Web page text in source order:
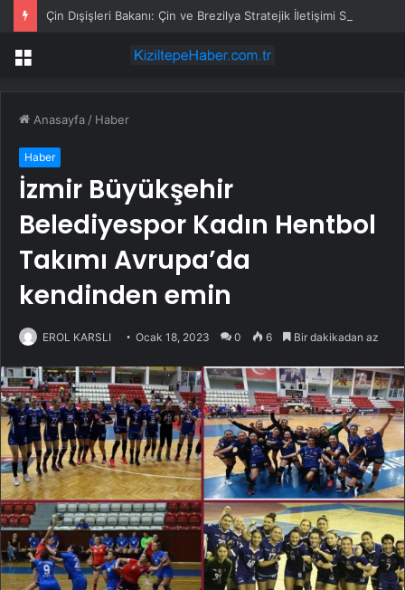
Menü
Anasayfa / Haber
Haber
İzmir Büyükşehir
Belediyespor Kadın Hentbol
Takımı Avrupa’da
kendinden emin
EROL KARSLI Ocak 18, 2023 0 6 Bir dakikadan az